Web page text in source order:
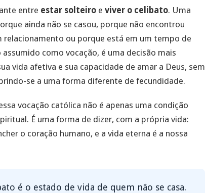
entre estar solteiro e viver o celibato. Uma
ainda não se casou, porque não encontrou
relacionamento ou porque está em um tempo de
como vocação, é uma decisão mais
vida afetiva e sua capacidade de amar a Deus, sem
se a uma forma diferente de fecundidade.
vocação católica não é apenas uma condição
É uma forma de dizer, com a própria vida:
o coração humano, e a vida eterna é a nossa
é o estado de vida de quem não se casa.